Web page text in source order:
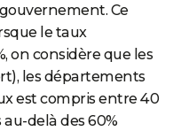
Ce
le taux
on considère que les
les départements
est compris entre 40
au-delà des 60%